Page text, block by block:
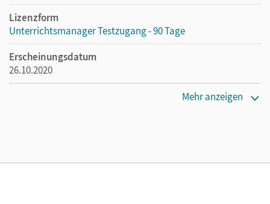
Lizenzform
Unterrichtsmanager Testzugang - 90 Tage
Erscheinungsdatum
26.10.2020
Cornelsen Verlag
Mehr anzeigen